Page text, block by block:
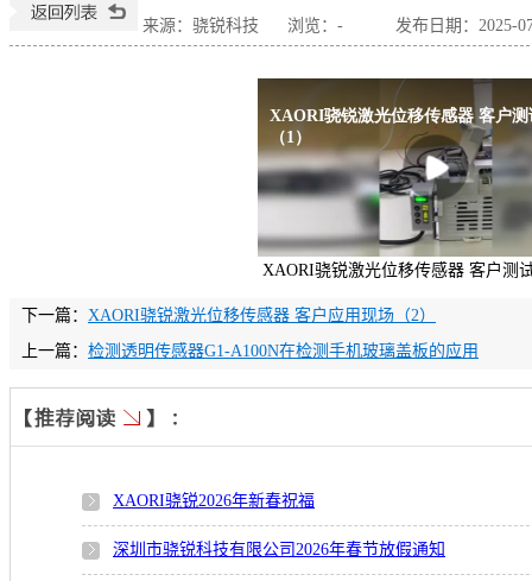
来源：骁锐科技 浏览： - 发布日期：2025-
XAORI骁锐激光位移传感器 客户测
下一篇： XAORI骁锐激光位移传感器 客户应用现场（2）
上一篇： 检测透明传感器G1-A100N在检测手机玻璃盖板的应用
XAORI骁锐2026年新春祝福
深圳市骁锐科技有限公司2026年春节放假通知